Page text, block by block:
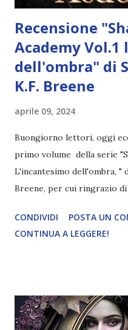
Recensione
Academy
dell'ombra" di
K.F. Breene
aprile 09, 2024
Buongiorno lettori, oggi
primo volume della serie
L'incantesimo dell'ombra, "
Breene, per cui ringrazio
#shadowspell academy
Breene Pagine: 168 Casa
consegnarci una
non avevo idea che quelle
CONDIVIDI
POSTA UN
CONTINUA A LEGGERE!